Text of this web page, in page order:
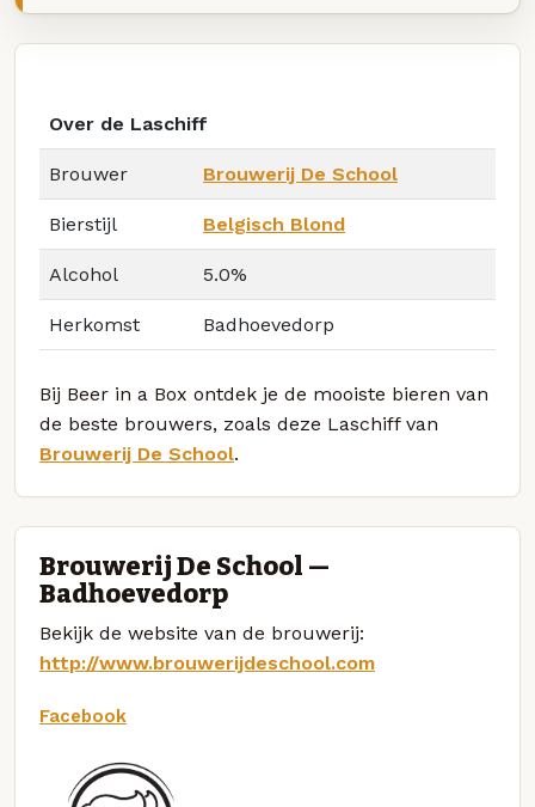
Over de Laschiff
Brouwer Brouwerij De School
Bierstijl Belgisch Blond
Alcohol 5.0%
Herkomst Badhoevedorp
Bij Beer in a Box ontdek je de mooiste bieren van
de beste brouwers, zoals deze Laschiff van
Brouwerij De School.
Brouwerij De School —
Badhoevedorp
Bekijk de website van de brouwerij:
http://www.brouwerijdeschool.com
Facebook